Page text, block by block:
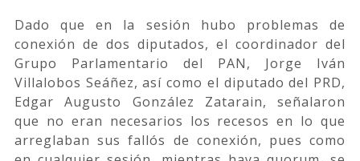
Dado que en la sesión hubo problemas de
conexión de dos diputados, el coordinador del
Grupo Parlamentario del PAN, Jorge Iván
Villalobos Seáñez, así como el diputado del PRD,
Edgar Augusto González Zatarain, señalaron
que no eran necesarios los recesos en lo que
arreglaban sus fallós de conexión, pues como